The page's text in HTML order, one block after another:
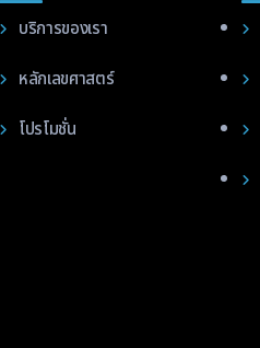
บริการของเรา
หลักเลขศาสตร์
โปรโมชั่น